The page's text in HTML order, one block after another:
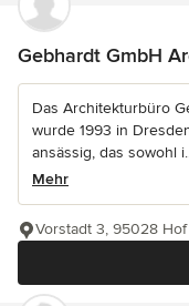
Gebhardt GmbH
Das Architekturbüro
wurde 1993 in
ansässig, das sowohl
Mehr
Vorstadt 3, 95028 Hof